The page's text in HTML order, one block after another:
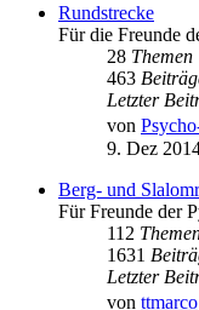
Rundstrecke
Für die Freunde
28 Themen
463
Letzter
von
9. Dez
Berg- und
Für Freunde der
112
1631
Letzter
von ttmarco